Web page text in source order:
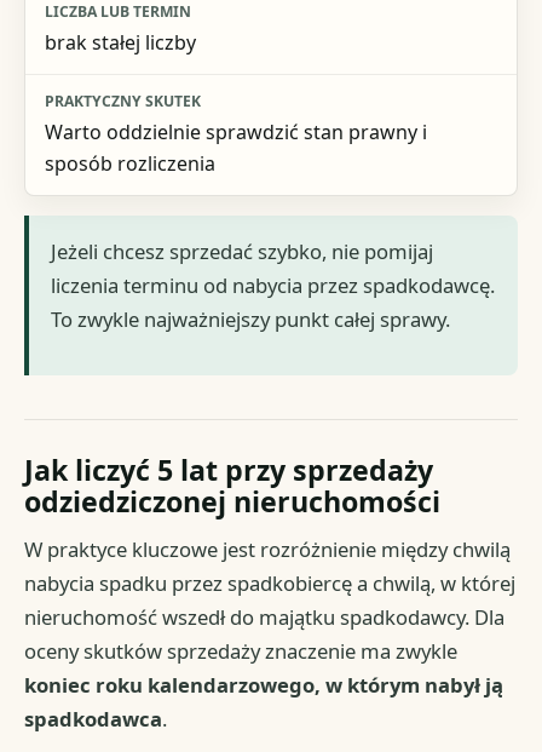
brak stałej liczby
Warto oddzielnie sprawdzić stan prawny i
sposób rozliczenia
Jeżeli chcesz sprzedać szybko, nie pomijaj
liczenia terminu od nabycia przez spadkodawcę.
To zwykle najważniejszy punkt całej sprawy.
Jak liczyć 5 lat przy sprzedaży
odziedziczonej nieruchomości
W praktyce kluczowe jest rozróżnienie między chwilą
nabycia spadku przez spadkobiercę a chwilą, w której
nieruchomość wszedł do majątku spadkodawcy. Dla
oceny skutków sprzedaży znaczenie ma zwykle
koniec roku kalendarzowego, w którym nabył ją
spadkodawca.